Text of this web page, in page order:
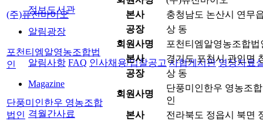
정보도서관
알림광장
알림사항 FAQ 인사채용/입찰공고 사협게시판 영상자료
Magazine
격월간사료
(주)퓨전바이오
본사
충청남도 논산시 연무
공장
상 동
포천티엠알영농조합법
인
회원사명
포천티엠알영농조합법
본사
경기도 포천시 관인면
공장
상 동
단풍미인한우 영농조합
법인
회원사명
단풍미인한우 영농조
인
본사
전라북도 정읍시 북면